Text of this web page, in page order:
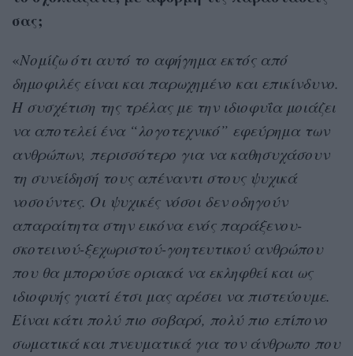
σας;
«Νομίζω ότι αυτό το αφήγημα εκτός από
δημοφιλές είναι και παρωχημένο και επικίνδυνο.
Η συσχέτιση της τρέλας με την ιδιοφυΐα μοιάζει
να αποτελεί ένα “λογοτεχνικό” εφεύρημα των
ανθρώπων, περισσότερο για να καθησυχάσουν
τη συνείδησή τους απέναντι στους ψυχικά
νοσούντες. Οι ψυχικές νόσοι δεν οδηγούν
απαραίτητα στην εικόνα ενός παράξενου-
σκοτεινού-ξεχωριστού-γοητευτικού ανθρώπου
που θα μπορούσε οριακά να εκληφθεί και ως
ιδιοφυής γιατί έτσι μας αρέσει να πιστεύουμε.
Είναι κάτι πολύ πιο σοβαρό, πολύ πιο επίπονο
σωματικά και πνευματικά για τον άνθρωπο που